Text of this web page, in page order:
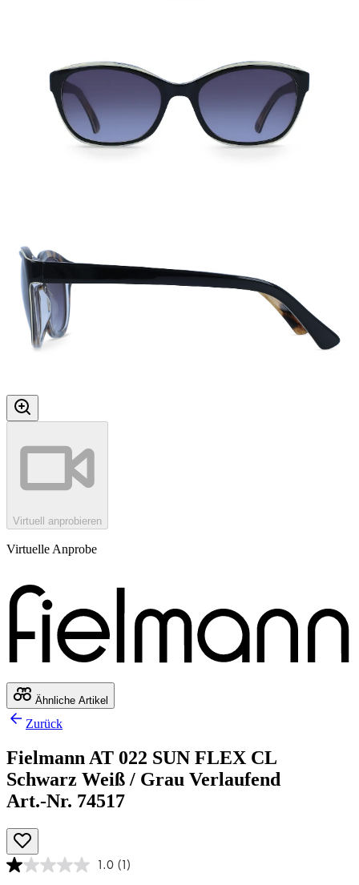
Virtuell anprobieren
Virtuelle Anprobe
Ähnliche Artikel
Zurück
Fielmann AT 022 SUN FLEX CL
Schwarz Weiß / Grau Verlaufend
Art.-Nr. 74517
1.0 (1)